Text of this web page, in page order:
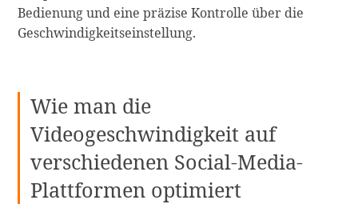
Bedienung und eine präzise Kontrolle über die
Geschwindigkeitseinstellung.
Wie man die
Videogeschwindigkeit auf
verschiedenen Social-Media-
Plattformen optimiert